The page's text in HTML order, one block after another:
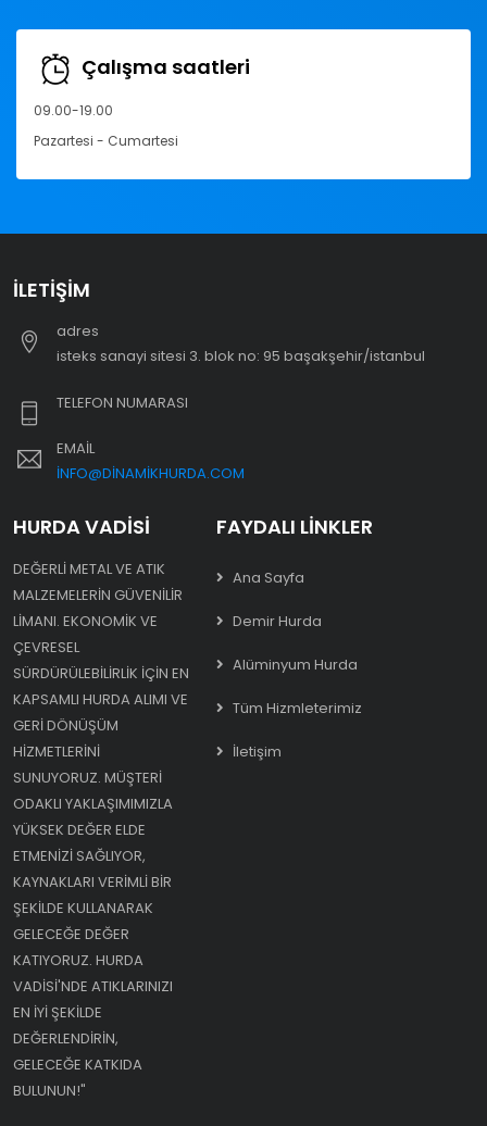
Çalışma saatleri
09.00-19.00
Pazartesi - Cumartesi
İLETIŞIM
adres
i̇steks sanayi sitesi 3. blok no: 95 başakşehir/i̇stanbul
TELEFON NUMARASI
EMAIL
INFO@DINAMIKHURDA.COM
HURDA VADISI
DEĞERLI METAL VE ATIK
MALZEMELERIN GÜVENILIR
LIMANI. EKONOMIK VE
ÇEVRESEL
SÜRDÜRÜLEBILIRLIK IÇIN EN
KAPSAMLI HURDA ALIMI VE
GERI DÖNÜŞÜM
HIZMETLERINI
SUNUYORUZ. MÜŞTERI
ODAKLI YAKLAŞIMIMIZLA
YÜKSEK DEĞER ELDE
ETMENIZI SAĞLIYOR,
KAYNAKLARI VERIMLI BIR
ŞEKILDE KULLANARAK
GELECEĞE DEĞER
KATIYORUZ. HURDA
VADISI'NDE ATIKLARINIZI
EN IYI ŞEKILDE
DEĞERLENDIRIN,
GELECEĞE KATKIDA
BULUNUN!"
FAYDALI LINKLER
Ana Sayfa
Demir Hurda
Alüminyum Hurda
Tüm Hizmleterimiz
İletişim